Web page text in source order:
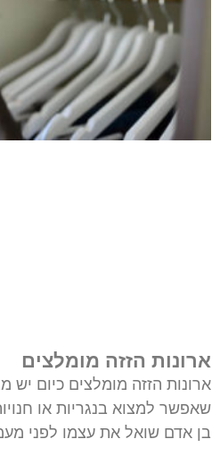
ארונות הזזה מומלצים
ארונות הזזה מומלצים כיום יש
שאפשר למצוא בנגריות או
בן אדם שואל את עצמו לפני